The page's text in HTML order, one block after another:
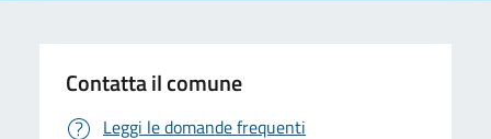
Contatta il comune
Leggi le domande frequenti